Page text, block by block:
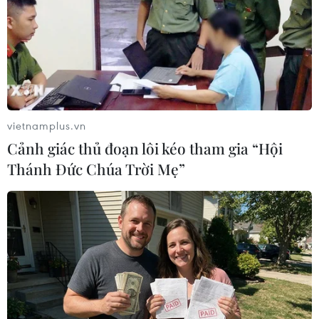
Nhật Bản: Sạt lở đất khiến gần 400
du khách mắc kẹt
09/08/2026 03:52
Khủng hoảng nắng nóng đẩy 34 tỉnh
của Pháp vào mức nguy cơ cháy
rừng cao
08/08/2026 23:59
Thời tiết ngày 9/8: Bắc Bộ và Trung
Bộ ngày nắng nóng, Nam Bộ có mưa
dông
vietnamplus.vn
Cảnh giác thủ đoạn lôi kéo tham gia “Hội
Thánh Đức Chúa Trời Mẹ”